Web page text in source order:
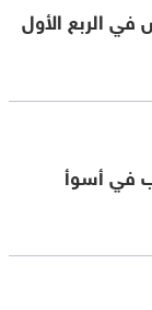
الربع الأول
في أسوأ